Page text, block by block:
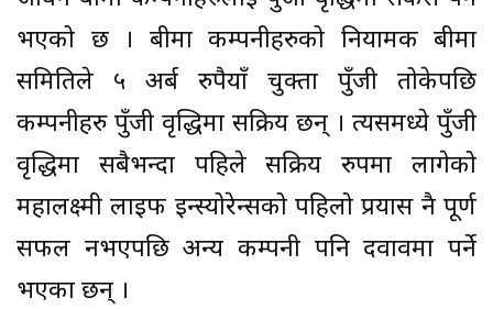
भएको छ । बीमा कम्पनीहरुको नियामक बीमा
समितिले ५ अर्ब रुपैयाँ चुक्ता पुँजी तोकेपछि
कम्पनीहरु पुँजी वृद्धिमा सक्रिय छन् । त्यसमध्ये पुँजी
वृद्धिमा सबैभन्दा पहिले सक्रिय रुपमा लागेको
महालक्ष्मी लाइफ इन्स्योरेन्सको पहिलो प्रयास नै पूर्ण
सफल नभएपछि अन्य कम्पनी पनि दवावमा पर्ने
भएका छन् ।